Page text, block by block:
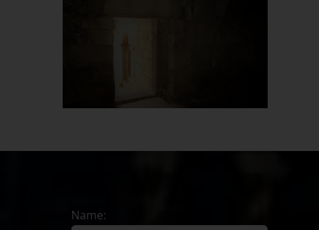
Name: